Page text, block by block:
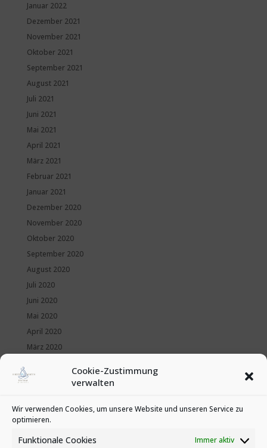
Cookie-Zustimmung
verwalten
Wir verwenden Cookies, um unsere Website und unseren Service zu
optimieren.
Funktionale Cookies Immer aktiv
Januar 2022
Dezember 2021
November 2021
Oktober 2021
September 2021
August 2021
Juli 2021
Juni 2021
Mai 2021
April 2021
März 2021
Februar 2021
Januar 2021
Dezember 2020
November 2020
Oktober 2020
September 2020
August 2020
Juli 2020
Juni 2020
Mai 2020
April 2020
März 2020
Januar 2020
Kategorien
News
Veranstaltungen